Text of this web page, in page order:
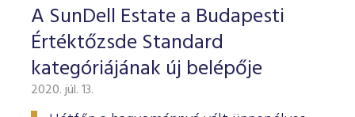
A SunDell Estate a Budapesti
Értéktőzsde Standard
kategóriájának új belépője
2020. júl. 13.